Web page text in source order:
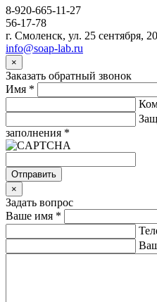
8-920-665-11-27
56-17-78
г. Смоленск, ул. 25 сентября, 20
info@soap-lab.ru
×
Заказать обратный звонок
Имя *
заполнения *
Отправить
×
Задать вопрос
Ваше имя *